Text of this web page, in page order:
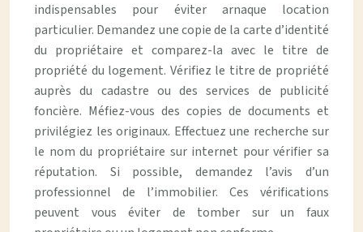
indispensables pour éviter arnaque location
particulier. Demandez une copie de la carte d’identité
du propriétaire et comparez-la avec le titre de
propriété du logement. Vérifiez le titre de propriété
auprès du cadastre ou des services de publicité
foncière. Méfiez-vous des copies de documents et
privilégiez les originaux. Effectuez une recherche sur
le nom du propriétaire sur internet pour vérifier sa
réputation. Si possible, demandez l’avis d’un
professionnel de l’immobilier. Ces vérifications
peuvent vous éviter de tomber sur un faux